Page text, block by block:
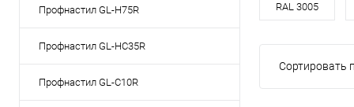
Профнастил GL-H75R
Профнастил GL-HC35R
Профнастил GL-С10R
RAL 3005
Сортировать